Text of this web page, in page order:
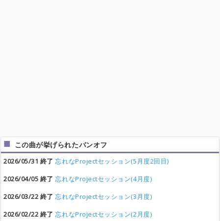
この曲が挙げられたバンオフ
2026/05/31 終了 忘れなProjectセッション(5月度2回目)
2026/04/05 終了 忘れなProjectセッション(4月度)
2026/03/22 終了 忘れなProjectセッション(3月度)
2026/02/22 終了 忘れなProjectセッション(2月度)